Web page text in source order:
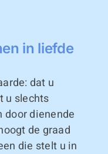
in liefde
dat u
u slechts
door dienende
de graad
die stelt u in